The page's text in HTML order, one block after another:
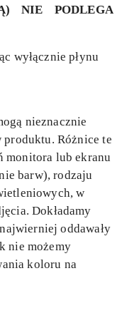
NIE PODLEGA
wyłącznie płynu
nieznacznie
Różnice te
monitora lub ekranu
barw), rodzaju
w
Dokładamy
oddawały
nie możemy
koloru na